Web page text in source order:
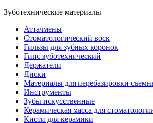
Зуботехнические материалы
Аттачмены
Стоматологический воск
Гильзы для зубных коронок
Гипс зуботехнический
Держатели
Диски
Материалы для перебазировки
Инструменты
Зубы искусственные
Керамическая масса для
Кисти для керамики